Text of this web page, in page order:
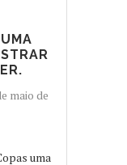
maio de
uma